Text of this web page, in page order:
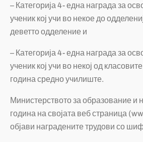
– Категорија 4- една награда за
ученик кој учи во некое до
деветто одделение и
– Категорија 4- една награда за
ученик кој учи во некој од
година средно училиште.
Министерството за образование и
година на својата веб страница
објави наградените трудови со